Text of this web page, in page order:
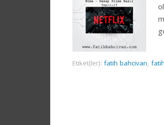
Etiket(ler): fatih bahcivan,